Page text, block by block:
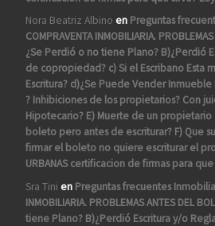
Nora Beatriz Albino en Preguntas
COMPRAVENTA INMOBILIARIA.
¿Se Perdió o no tiene Plano? B)¿Perdió
de copropiedad? c) Si el Escribano Esta
Escritura? d)¿Se Puede Vender
? Inhibiciones de los propietarios? Con
Hipotecario? E) Muerte de un
boleto pero antes de escriturar? F) Que
firmar el boleto no quiere escriturar el
URBANAS certificacion de firmas para
Sra Tini en Preguntas frecuentes
INMOBILIARIA. PROBLEMAS ANTES DEL
tiene Plano? B)¿Perdió Escritura y/o